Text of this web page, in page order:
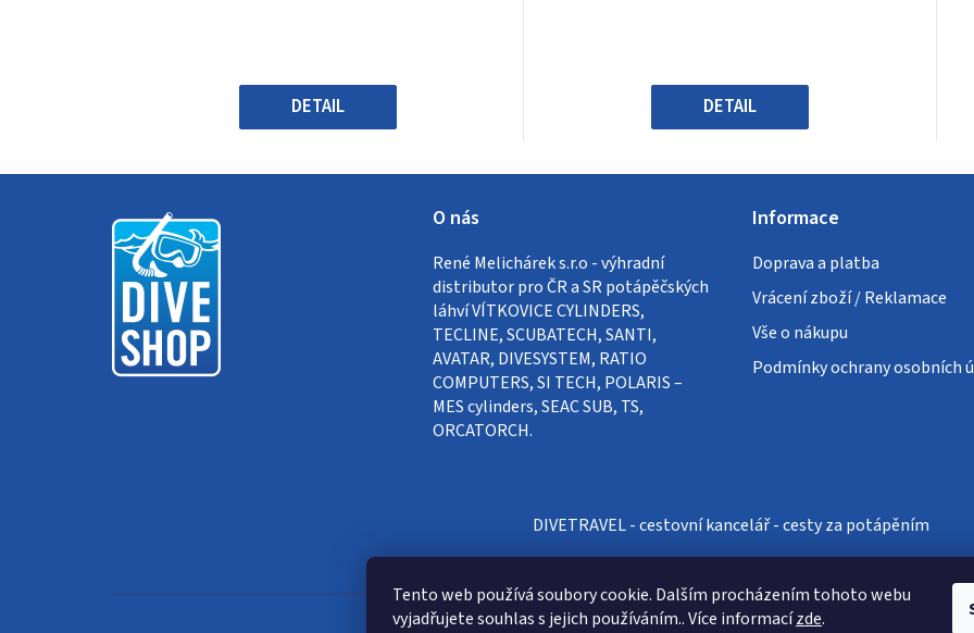
Tento web používá soubory cookie. Dalším procházením tohoto webu
vyjadřujete souhlas s jejich používáním.. Více informacízde.
5
hvězdiček.
DETAIL
5
hvězdiček.
DETAIL
O nás
René Melichárek s.r.o - výhradní
distributor pro ČR a SR potápěčských
láhví VÍTKOVICE CYLINDERS,
TECLINE, SCUBATECH, SANTI,
AVATAR, DIVESYSTEM, RATIO
COMPUTERS, SI TECH, POLARIS –
MES cylinders, SEAC SUB, TS,
ORCATORCH.
Informace
Doprava a platba
Vrácení zboží / Reklamace
Vše o nákupu
Podmínky ochrany osobních
DIVETRAVEL - cestovní kancelář - cesty za potápěním